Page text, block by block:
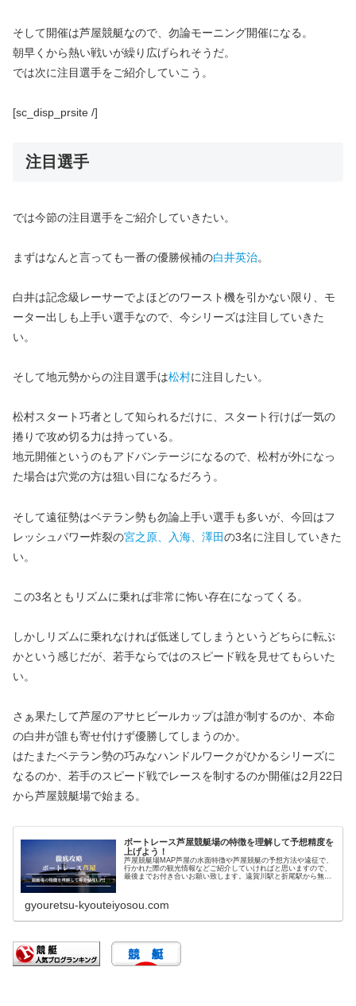
そして開催は芦屋競艇なので、勿論モーニング開催になる。
朝早くから熱い戦いが繰り広げられそうだ。
では次に注目選手をご紹介していこう。
[sc_disp_prsite /]
注目選手
では今節の注目選手をご紹介していきたい。
まずはなんと言っても一番の優勝候補の白井英治。
白井は記念級レーサーでよほどのワースト機を引かない限り、モ
ーター出しも上手い選手なので、今シリーズは注目していきた
い。
そして地元勢からの注目選手は松村に注目したい。
松村スタート巧者として知られるだけに、スタート行けば一気の
捲りで攻め切る力は持っている。
地元開催というのもアドバンテージになるので、松村が外になっ
た場合は穴党の方は狙い目になるだろう。
そして遠征勢はベテラン勢も勿論上手い選手も多いが、今回はフ
レッシュパワー炸裂の宮之原、入海、澤田の3名に注目していきた
い。
この3名ともリズムに乗れば非常に怖い存在になってくる。
しかしリズムに乗れなければ低迷してしまうというどちらに転ぶ
かという感じだが、若手ならではのスピード戦を見せてもらいた
い。
さぁ果たして芦屋のアサヒビールカップは誰が制するのか、本命
の白井が誰も寄せ付けず優勝してしまうのか。
はたまたベテラン勢の巧みなハンドルワークがひかるシリーズに
なるのか、若手のスピード戦でレースを制するのか開催は2月22日
から芦屋競艇場で始まる。
ボートレース芦屋競艇場の特徴を理解して予想精度を
上げよう！
芦屋競艇場MAP芦屋の水面特徴や芦屋競艇の予想方法や遠征で、
行かれた際の観光情報などご紹介していければと思いますので、
最後までお付き合いお願い致します。遠賀川駅と折尾駅から無料
gyouretsu-kyouteiyosou.com